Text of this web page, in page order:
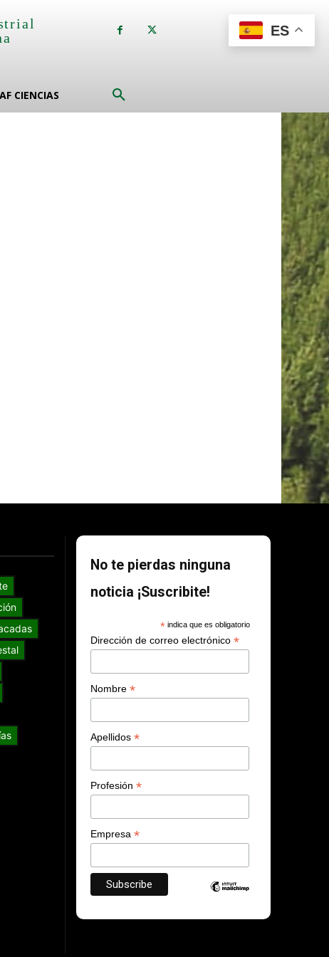
AF CIENCIAS
No te pierdas ninguna
noticia ¡Suscribite!
*indica que es obligatorio
Dirección de correo electrónico*
Nombre*
Apellidos*
Profesión*
Empresa*
ES